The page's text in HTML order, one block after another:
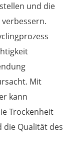
und die
Mit
kann
Trockenheit
die Qualität des